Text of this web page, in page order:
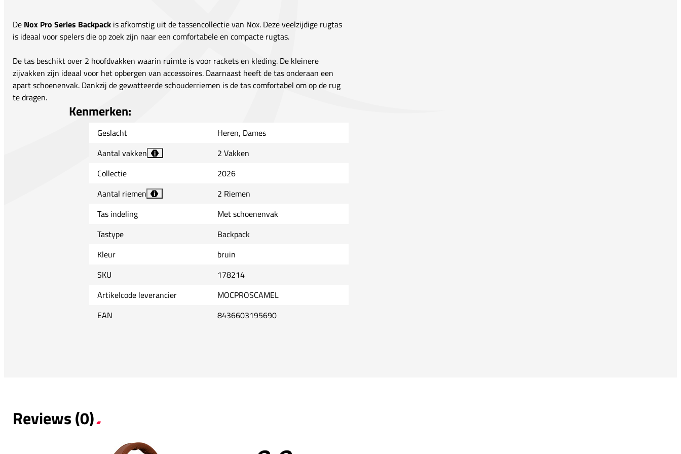
De Nox Pro Series Backpack is afkomstig uit de tassencollectie van Nox. Deze veelzijdige rugtas
is ideaal voor spelers die op zoek zijn naar een comfortabele en compacte rugtas.
De tas beschikt over 2 hoofdvakken waarin ruimte is voor rackets en kleding. De kleinere
zijvakken zijn ideaal voor het opbergen van accessoires. Daarnaast heeft de tas onderaan een
apart schoenenvak. Dankzij de gewatteerde schouderriemen is de tas comfortabel om op de rug
te dragen.
Kenmerken:
Geslacht
Heren, Dames
Aantal vakken
i
2 Vakken
Collectie
2026
Aantal riemen
i
2 Riemen
Tas indeling
Met schoenenvak
Tastype
Backpack
Kleur
bruin
SKU
178214
Artikelcode leverancier
MOCPROSCAMEL
EAN
8436603195690
Reviews (0)